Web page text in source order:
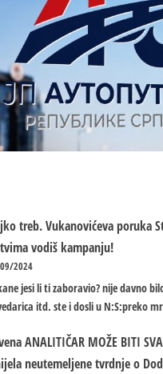
treb.Vukanovićeva poruka
vodiš kampanju!
2024
jesi li ti zaboravio? nije davno
itd. ste i dosli u N:S:preko
ANALITIČAR MOŽE BITI
neutemeljene tvrdnje o